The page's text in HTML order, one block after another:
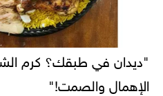
"ديدان في طبقك؟ كرم
الإهمال والصمت!"